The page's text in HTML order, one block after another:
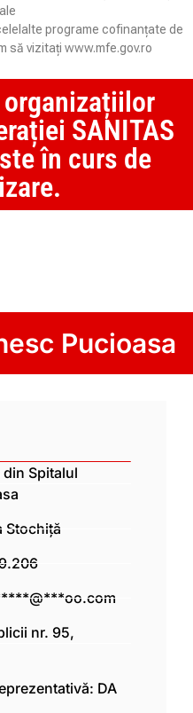
programe cofinanțate de
să vizitați www.mfe.gov.ro
organizațiilor
SANITAS
în curs de
Pucioasa
Spitalul
Stochiță
nr. 95,
DA